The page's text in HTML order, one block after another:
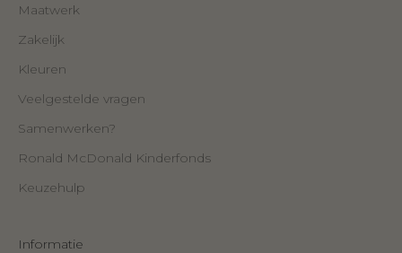
Maatwerk
Zakelijk
Kleuren
Veelgestelde vragen
Samenwerken?
Ronald McDonald Kinderfonds
Keuzehulp
Informatie